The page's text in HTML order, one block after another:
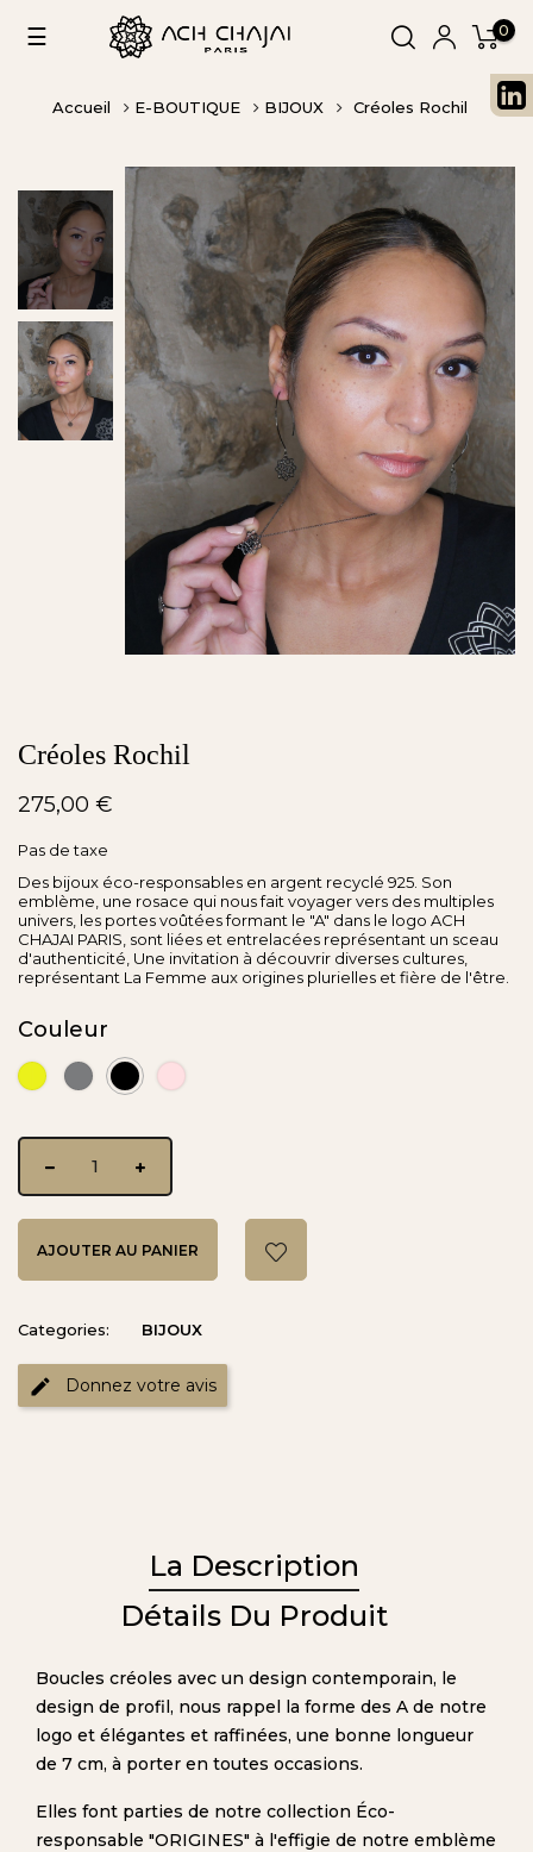
Basculer
☰ 0
Accueil E-BOUTIQUE BIJOUX Créoles Rochil
Créoles Rochil
275,00 €
Pas de taxe
Des bijoux éco-responsables en argent recyclé 925. Son
emblème, une rosace qui nous fait voyager vers des multiples
univers, les portes voûtées formant le "A" dans le logo ACH
CHAJAI PARIS, sont liées et entrelacées représentant un sceau
d'authenticité, Une invitation à découvrir diverses cultures,
représentant La Femme aux origines plurielles et fière de l'être.
Couleur
or
jaune
Rhodium
blanc
Rhodium
noir
Or
AJOUTER AU PANIER
Categories: BIJOUX
Donnez votre avis
La Description
Détails Du Produit
Boucles créoles avec un design contemporain, le
design de profil, nous rappel la forme des A de notre
logo et élégantes et raffinées, une bonne longueur
de 7 cm, à porter en toutes occasions.
Elles font parties de notre collection Éco-
responsable "ORIGINES" à l'effigie de notre emblème